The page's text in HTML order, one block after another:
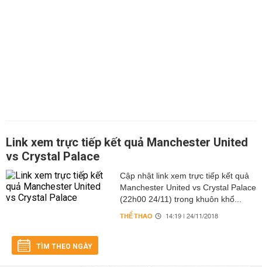
Link xem trực tiếp kết quả Manchester United
vs Crystal Palace
Cập nhật link xem trực tiếp kết quả
Manchester United vs Crystal Palace
(22h00 24/11) trong khuôn khổ...
THỂ THAO 14:19 | 24/11/2018
TÌM THEO NGÀY